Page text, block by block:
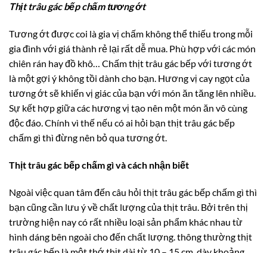
Thịt trâu gác bếp chấm tương ớt
Tương ớt được coi là gia vị chấm không thể thiếu trong mỗi
gia đình với giá thành rẻ lại rất dễ mua. Phù hợp với các món
chiên rán hay đồ khô… Chấm thịt trâu gác bếp với tương ớt
là một gợi ý không tồi dành cho bạn. Hương vị cay ngọt của
tương ớt sẽ khiến vị giác của bạn với món ăn tăng lên nhiều.
Sự kết hợp giữa các hương vị tạo nên một món ăn vô cùng
độc đáo. Chính vì thế nếu có ai hỏi bạn thịt trâu gác bếp
chấm gì thì đừng nên bỏ qua tương ớt.
Thịt trâu gác bếp chấm gì và cách nhận biết
Ngoài việc quan tâm đến câu hỏi thịt trâu gác bếp chấm gì thì
bạn cũng cần lưu ý về chất lượng của thịt trâu. Bởi trên thị
trường hiện nay có rất nhiều loại sản phẩm khác nhau từ
hình dáng bên ngoài cho đến chất lượng. thông thường thịt